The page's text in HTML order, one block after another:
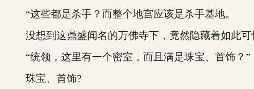
“这些都是杀手？而整个地宫应该是杀手基地。
没想到这鼎盛闻名的万佛寺下，竟然隐藏着如此可
“统领，这里有一个密室，而且满是珠宝、首饰？”
珠宝、首饰?